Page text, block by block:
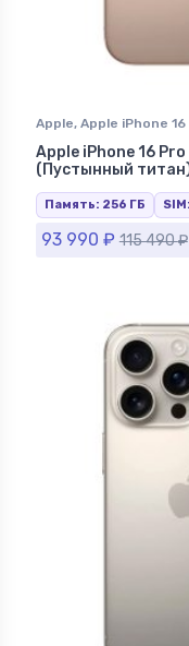
Apple, Apple iPhone 16
Titanium (Песчаный
Ставрополе
Apple iPhone 16
(Пустынный
Память: 256 ГБ
93 990 ₽ 115 490₽